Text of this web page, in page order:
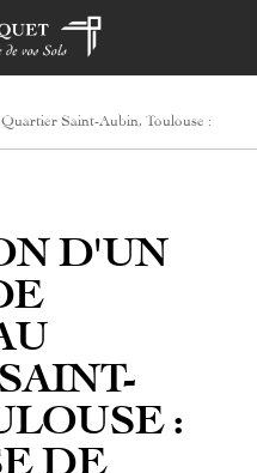
Saint-Aubin, Toulouse :
D'UN
:
DE